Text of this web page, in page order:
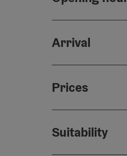
Arrival
Prices
Suitability